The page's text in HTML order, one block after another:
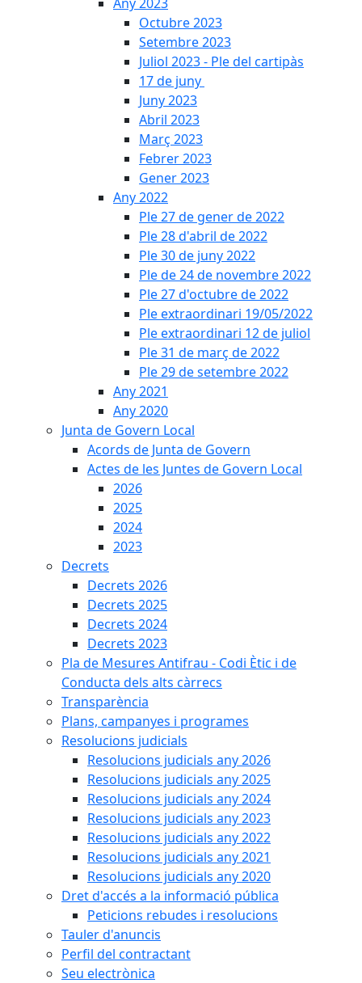
Octubre 2023
Setembre 2023
Juliol 2023 - Ple del cartipàs
17 de juny
Juny 2023
Abril 2023
Març 2023
Febrer 2023
Gener 2023
Any 2022
Ple 27 de gener de 2022
Ple 28 d'abril de 2022
Ple 30 de juny 2022
Ple de 24 de novembre 2022
Ple 27 d'octubre de 2022
Ple extraordinari 19/05/2022
Ple extraordinari 12 de juliol
Ple 31 de març de 2022
Ple 29 de setembre 2022
Any 2021
Any 2020
Junta de Govern Local
Acords de Junta de Govern
Actes de les Juntes de Govern Local
2026
2025
2024
2023
Decrets
Decrets 2026
Decrets 2025
Decrets 2024
Decrets 2023
Pla de Mesures Antifrau - Codi Ètic i de
Conducta dels alts càrrecs
Transparència
Plans, campanyes i programes
Resolucions judicials
Resolucions judicials any 2026
Resolucions judicials any 2025
Resolucions judicials any 2024
Resolucions judicials any 2023
Resolucions judicials any 2022
Resolucions judicials any 2021
Resolucions judicials any 2020
Dret d'accés a la informació pública
Peticions rebudes i resolucions
Tauler d'anuncis
Perfil del contractant
Seu electrònica